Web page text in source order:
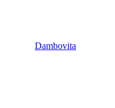
Dambovita